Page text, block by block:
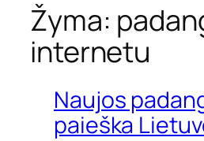
Žyma:
internetu
Naujos
paieška